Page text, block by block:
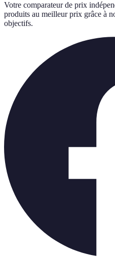
Votre comparateur de prix
produits au meilleur prix grâce à
objectifs.